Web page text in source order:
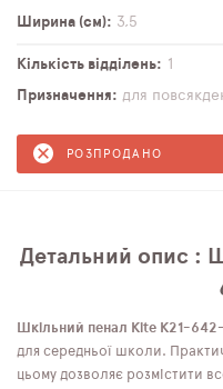
Ширина (см)
3,5
Кількість відділень
1
Призначення
для
РОЗПРОДАНО
Детальний опис :
Шкільний пенал Kite K21-642-
для середньої школи.
цьому дозволяє розмістити